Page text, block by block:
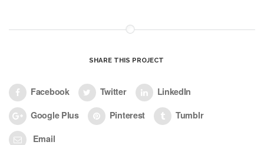
SHARE THIS PROJECT
Facebook Twitter
LinkedIn
Google Plus
Pinterest
Tumblr
Email